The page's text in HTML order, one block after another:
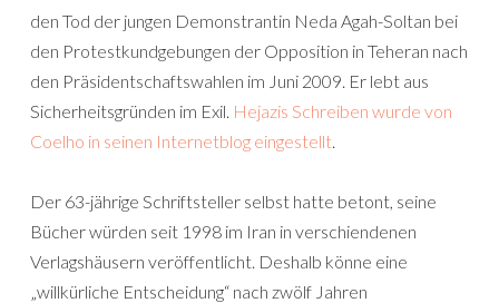
den Tod der jungen Demonstrantin Neda Agah-Soltan bei
den Protestkundgebungen der Opposition in Teheran nach
den Präsidentschaftswahlen im Juni 2009. Er lebt aus
Sicherheitsgründen im Exil. Hejazis Schreiben wurde von
Coelho in seinen Internetblog eingestellt.
Der 63-jährige Schriftsteller selbst hatte betont, seine
Bücher würden seit 1998 im Iran in verschiendenen
Verlagshäusern veröffentlicht. Deshalb könne eine
„willkürliche Entscheidung“ nach zwölf Jahren